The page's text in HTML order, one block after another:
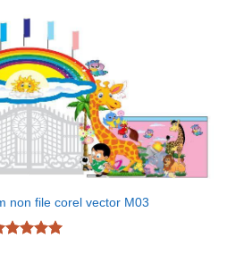
non file corel vector M03